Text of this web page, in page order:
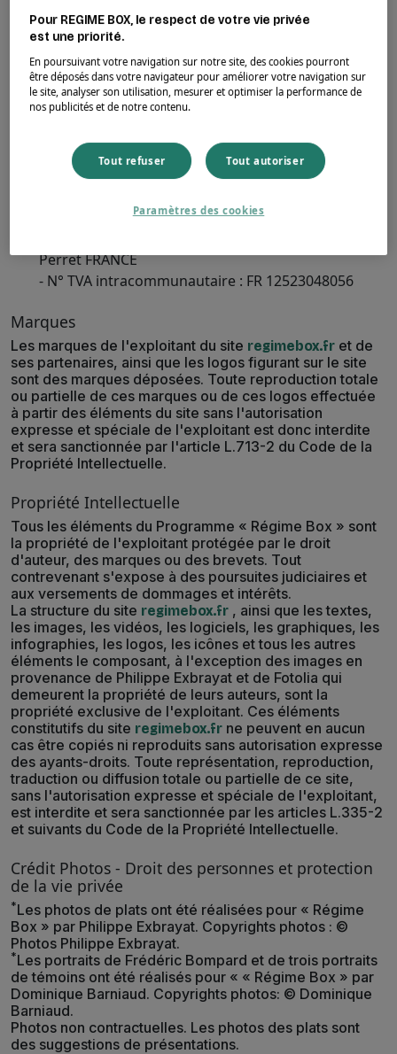
Directeurs de la Publication
Le siteregimebox.fr
- Monsieur Bernard CANETTI, en qualité de Président
de la société COMME J'AIME
Informations relatives à l'exploitant
La société COMME J'AIME est une SAS au capital de
693 200 €:
- Immatriculée au registre du commerce sous le
- Code APE : 4791 B
Perret FRANCE
- N° TVA intracommunautaire : FR 12523048056
Marques
Les marques de l'exploitant du site regimebox.fr et de
ses partenaires, ainsi que les logos figurant sur le site
sont des marques déposées. Toute reproduction totale
ou partielle de ces marques ou de ces logos effectuée
à partir des éléments du site sans l'autorisation
expresse et spéciale de l'exploitant est donc interdite
et sera sanctionnée par l'article L.713-2 du Code de la
Propriété Intellectuelle.
Propriété Intellectuelle
Tous les éléments du Programme « Régime Box » sont
la propriété de l'exploitant protégée par le droit
d'auteur, des marques ou des brevets. Tout
contrevenant s'expose à des poursuites judiciaires et
aux versements de dommages et intérêts.
La structure du site regimebox.fr , ainsi que les textes,
les images, les vidéos, les logiciels, les graphiques, les
infographies, les logos, les icônes et tous les autres
éléments le composant, à l'exception des images en
provenance de Philippe Exbrayat et de Fotolia qui
demeurent la propriété de leurs auteurs, sont la
propriété exclusive de l'exploitant. Ces éléments
constitutifs du site regimebox.fr ne peuvent en aucun
cas être copiés ni reproduits sans autorisation expresse
des ayants-droits. Toute représentation, reproduction,
traduction ou diffusion totale ou partielle de ce site,
sans l'autorisation expresse et spéciale de l'exploitant,
est interdite et sera sanctionnée par les articles L.335-2
et suivants du Code de la Propriété Intellectuelle.
Crédit Photos - Droit des personnes et protection
de la vie privée
*Les photos de plats ont été réalisées pour « Régime
Box » par Philippe Exbrayat. Copyrights photos : ©
Photos Philippe Exbrayat.
*Les portraits de Frédéric Bompard et de trois portraits
de témoins ont été réalisés pour « « Régime Box » par
Dominique Barniaud. Copyrights photos: © Dominique
Barniaud.
Photos non contractuelles. Les photos des plats sont
des suggestions de présentations.
Pour REGIME BOX, le respect de votre vie privée
est une priorité.
En poursuivant votre navigation sur notre site, des cookies pourront
être déposés dans votre navigateur pour améliorer votre navigation sur
le site, analyser son utilisation, mesurer et optimiser la performance de
nos publicités et de notre contenu.
Tout refuser Tout autoriser
Paramètres des cookies